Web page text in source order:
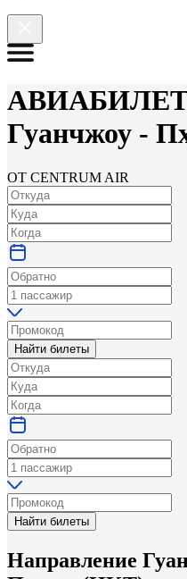
Гуанчжоу -
ОТ CENTRUM AIR
Найти билеты
Найти билеты
Направление